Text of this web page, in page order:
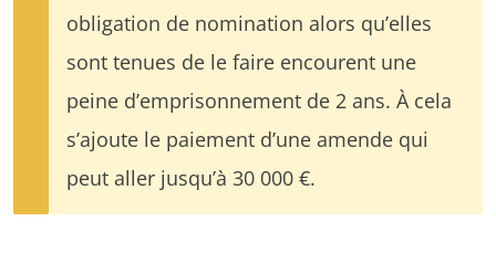
obligation de nomination alors qu’elles
sont tenues de le faire encourent une
peine d’emprisonnement de 2 ans. À cela
s’ajoute le paiement d’une amende qui
peut aller jusqu’à 30 000 €.